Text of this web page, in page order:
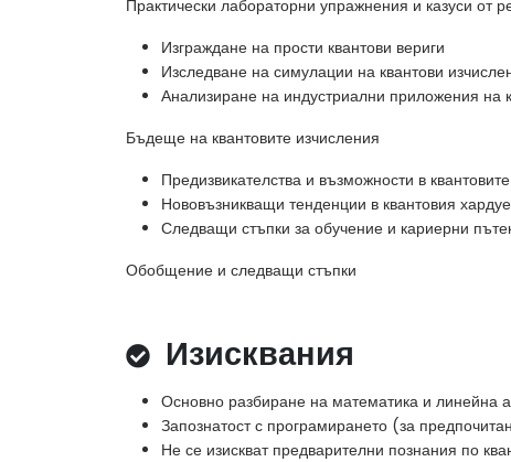
Практически лабораторни упражнения и казуси от
Изграждане на прости квантови вериги
Изследване на симулации на квантови
Анализиране на индустриални приложения на
Бъдеще на квантовите изчисления
Предизвикателства и възможности в
Нововъзникващи тенденции в квантовия
Следващи стъпки за обучение и кариерни
Обобщение и следващи стъпки
Изисквания
Основно разбиране на математика и линейна
Запознатост с програмирането (за
Не се изискват предварителни познания по